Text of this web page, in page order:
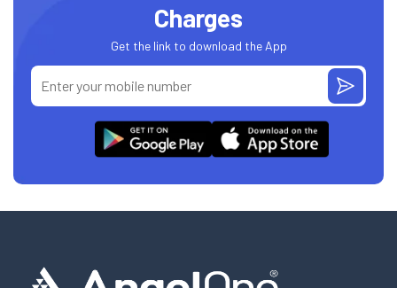
Charges
Get the link to download the App